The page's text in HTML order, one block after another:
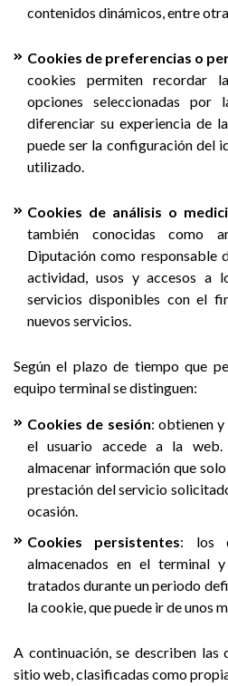
contenidos dinámicos, entre
Cookies de preferencias o
cookies permiten recordar
opciones seleccionadas
diferenciar su experiencia de
puede ser la configuración del
utilizado.
Cookies de análisis o
también conocidas como
Diputación como responsable
actividad, usos y accesos a
servicios disponibles con el
nuevos servicios.
Según el plazo de tiempo que
equipo terminal se distinguen:
Cookies de sesión: obtienen
el usuario accede a la web.
almacenar información que
prestación del servicio
ocasión.
Cookies persistentes: los
almacenados en el terminal
tratados durante un periodo
la cookie, que puede ir de unos
A continuación, se describen las
sitio web, clasificadas como